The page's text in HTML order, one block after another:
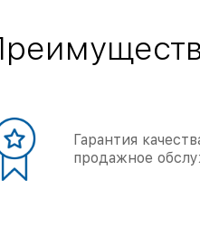
Гарантия
продажное